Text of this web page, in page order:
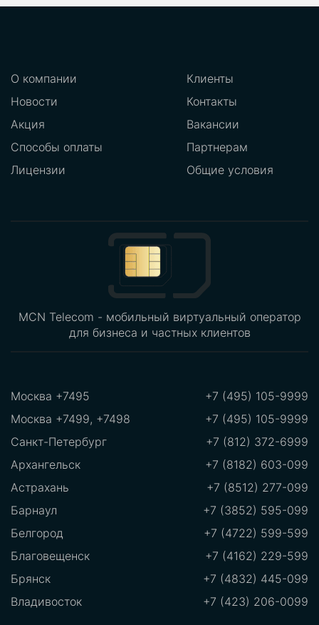
О компании
Новости
Акция
Способы оплаты
Лицензии
Клиенты
Контакты
Вакансии
Партнерам
Общие условия
MCN Telecom - мобильный виртуальный оператор
для бизнеса и частных клиентов
Москва +7495
+7 (495) 105-9999
Москва +7499, +7498
+7 (495) 105-9999
Санкт-Петербург
+7 (812) 372-6999
Архангельск
+7 (8182) 603-099
Астрахань
+7 (8512) 277-099
Барнаул
+7 (3852) 595-099
Белгород
+7 (4722) 599-599
Благовещенск
+7 (4162) 229-599
Брянск
+7 (4832) 445-099
Владивосток
+7 (423) 206-0099